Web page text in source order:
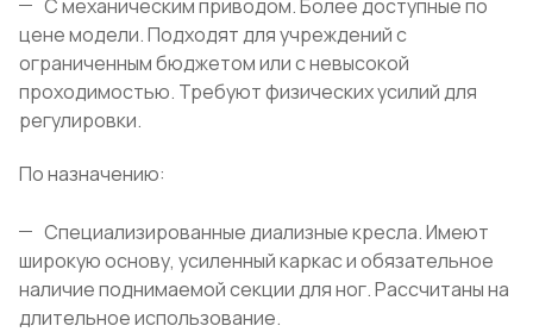
С механическим приводом. Более доступные по
цене модели. Подходят для учреждений с
ограниченным бюджетом или с невысокой
проходимостью. Требуют физических усилий для
регулировки.
По назначению:
Специализированные диализные кресла. Имеют
широкую основу, усиленный каркас и обязательное
наличие поднимаемой секции для ног. Рассчитаны на
длительное использование.